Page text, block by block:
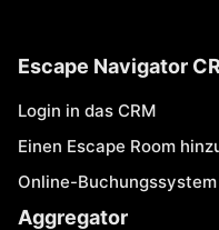
Escape Navigator
Login in das CRM
Einen Escape Room
Online-Buchungssystem
Aggregator